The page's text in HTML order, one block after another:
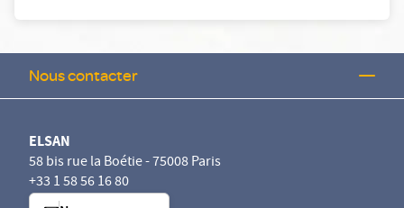
Nous contacter
ELSAN
58 bis rue la Boétie - 75008 Paris
+33 1 58 56 16 80